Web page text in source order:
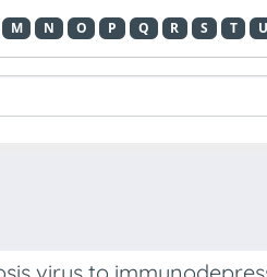
M N O P Q R S T U